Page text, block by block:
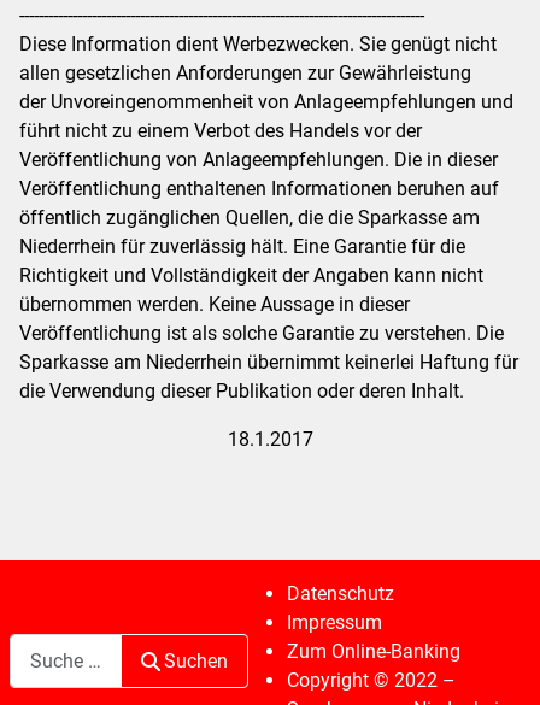
------------------------------------------------------------------------------------
Diese Information dient Werbezwecken. Sie genügt nicht
allen gesetzlichen Anforderungen zur Gewährleistung
der Unvoreingenommenheit von Anlageempfehlungen und
führt nicht zu einem Verbot des Handels vor der
Veröffentlichung von Anlageempfehlungen. Die in dieser
Veröffentlichung enthaltenen Informationen beruhen auf
öffentlich zugänglichen Quellen, die die Sparkasse am
Niederrhein für zuverlässig hält. Eine Garantie für die
Richtigkeit und Vollständigkeit der Angaben kann nicht
übernommen werden. Keine Aussage in dieser
Veröffentlichung ist als solche Garantie zu verstehen. Die
Sparkasse am Niederrhein übernimmt keinerlei Haftung für
die Verwendung dieser Publikation oder deren Inhalt.
18.1.2017
Suchen
Datenschutz
Impressum
Zum Online-Banking
Copyright © 2022 –